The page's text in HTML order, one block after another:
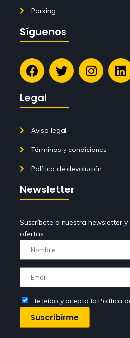
Parking
Síguenos
Legal
Aviso legal
Términos y condiciones
Política de devolución
Newsletter
Suscríbete a nuestra newsletter y
ofertas
He leído y acepto la Política